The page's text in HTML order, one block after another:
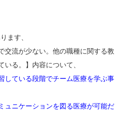
ます、
交流が少ない。他の職種に関する教
る。】内容について、
している段階でチーム医療を学ぶ事
ュニケーションを図る医療が可能だ